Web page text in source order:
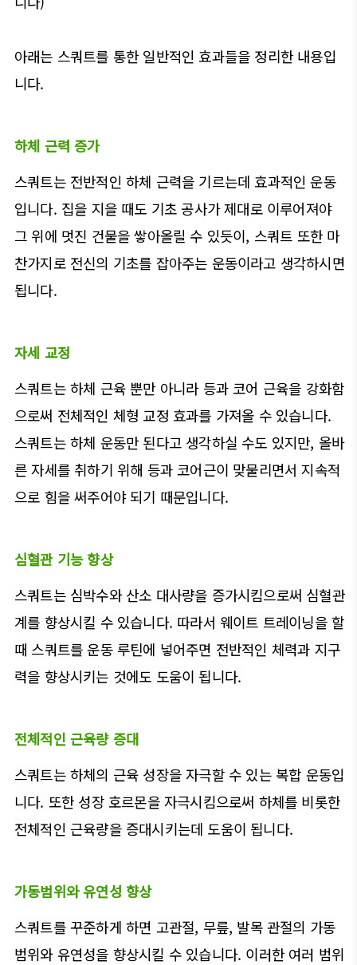
아래는 스쿼트를 통한 일반적인 효과들을 정리한 내용입
니다.
하체 근력 증가
스쿼트는 전반적인 하체 근력을 기르는데 효과적인 운동
입니다. 집을 지을 때도 기초 공사가 제대로 이루어져야
그 위에 멋진 건물을 쌓아올릴 수 있듯이, 스쿼트 또한 마
찬가지로 전신의 기초를 잡아주는 운동이라고 생각하시면
됩니다.
자세 교정
스쿼트는 하체 근육 뿐만 아니라 등과 코어 근육을 강화함
으로써 전체적인 체형 교정 효과를 가져올 수 있습니다.
스쿼트는 하체 운동만 된다고 생각하실 수도 있지만, 올바
른 자세를 취하기 위해 등과 코어근이 맞물리면서 지속적
으로 힘을 써주어야 되기 때문입니다.
심혈관 기능 향상
스쿼트는 심박수와 산소 대사량을 증가시킴으로써 심혈관
계를 향상시킬 수 있습니다. 따라서 웨이트 트레이닝을 할
때 스쿼트를 운동 루틴에 넣어주면 전반적인 체력과 지구
력을 향상시키는 것에도 도움이 됩니다.
전체적인 근육량 증대
스쿼트는 하체의 근육 성장을 자극할 수 있는 복합 운동입
니다. 또한 성장 호르몬을 자극시킴으로써 하체를 비롯한
전체적인 근육량을 증대시키는데 도움이 됩니다.
가동범위와 유연성 향상
스쿼트를 꾸준하게 하면 고관절, 무릎, 발목 관절의 가동
범위와 유연성을 향상시킬 수 있습니다. 이러한 여러 범위